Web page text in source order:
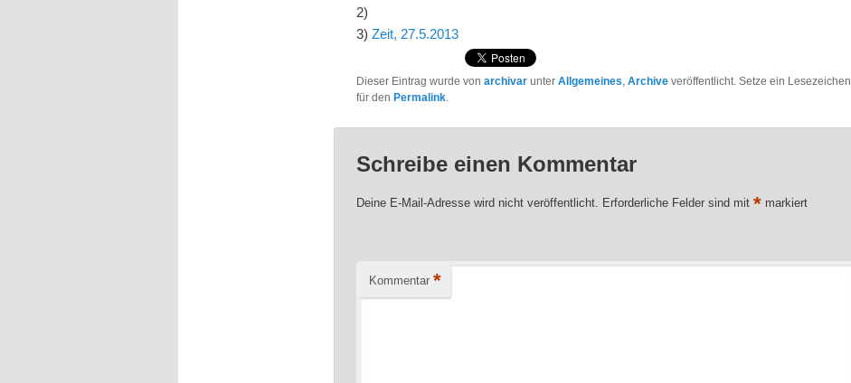
2)
3)Zeit, 27.5.2013
Dieser Eintrag wurde vonarchivar unterAllgemeines,Archive veröffentlicht. Setze ein Lesezeichen
für den Permalink.
Schreibe einen Kommentar
Deine E-Mail-Adresse wird nicht veröffentlicht. Erforderliche Felder sind mit* markiert
Kommentar *